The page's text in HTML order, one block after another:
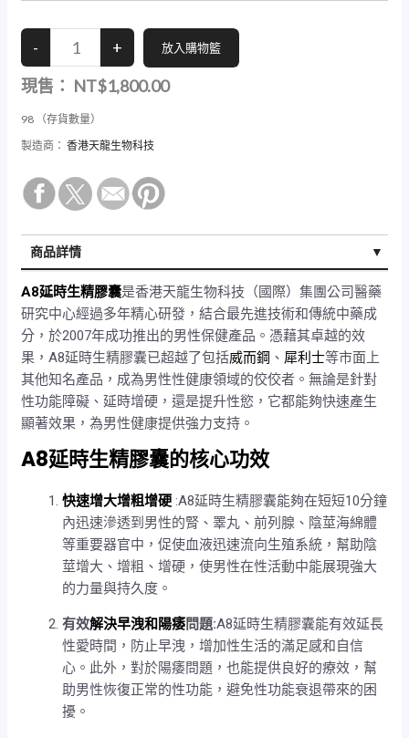
現售： NT$1,800.00
98 （存貨數量）
製造商：香港天龍生物科技
商品詳情
商品規格
A8延時生精膠囊是香港天龍生物科技（國際）集團公司醫藥
研究中心經過多年精心研發，結合最先進技術和傳統中藥成
分，於2007年成功推出的男性保健產品。憑藉其卓越的效
果，A8延時生精膠囊已超越了包括威而鋼 、 犀利士等市面上
其他知名產品，成為男性性健康領域的佼佼者。無論是針對
性功能障礙、延時增硬，還是提升性慾，它都能夠快速產生
顯著效果，為男性健康提供強力支持。
A8延時生精膠囊的核心功效
快速增大增粗增硬 :A8延時生精膠囊能夠在短短10分鐘
內迅速滲透到男性的腎、睪丸、前列腺、陰莖海綿體
等重要器官中，促使血液迅速流向生殖系統，幫助陰
莖增大、增粗、增硬，使男性在性活動中能展現強大
的力量與持久度。
有效解決早洩和陽痿問題:A8延時生精膠囊能有效延長
性愛時間，防止早洩，增加性生活的滿足感和自信
心。此外，對於陽痿問題，也能提供良好的療效，幫
助男性恢復正常的性功能，避免性功能衰退帶來的困
擾。